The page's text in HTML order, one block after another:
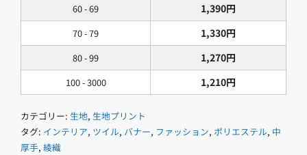
60 - 69 1,390円
70 - 79 1,330円
80 - 99 1,270円
100 - 3000 1,210円
カテゴリー: 生地, 生地プリント
タグ: インテリア, ツイル, バナー, ファッション, ポリエステル, 中
厚手, 綾織